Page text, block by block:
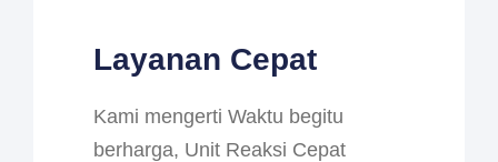
Layanan Cepat
Kami mengerti Waktu begitu
berharga, Unit Reaksi Cepat